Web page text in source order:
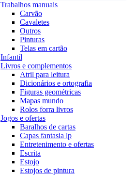
Trabalhos manuais
Carvão
Cavaletes
Outros
Pinturas
Telas em cartão
Infantil
Livros e complementos
Atril para leitura
Dicionários e ortografia
Figuras geométricas
Mapas mundo
Rolos forra livros
Jogos e ofertas
Baralhos de cartas
Capas fantasia lp
Entretenimento e ofertas
Escrita
Estojo
Estojos de pintura